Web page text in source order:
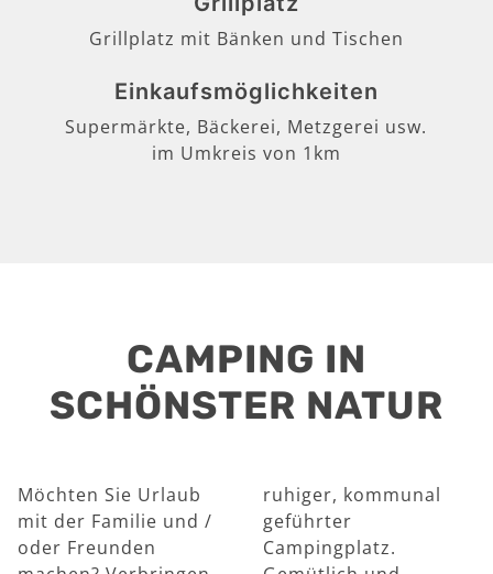
Grillplatz mit Bänken und Tischen
Einkaufsmöglichkeiten
Supermärkte, Bäckerei, Metzgerei usw.
im Umkreis von 1km
CAMPING IN
SCHÖNSTER NATUR
Möchten Sie Urlaub
mit der Familie und /
oder Freunden
ruhiger, kommunal
geführter
Campingplatz.